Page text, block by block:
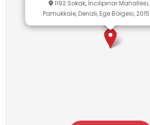
1192 Sokak, İncilipınar Mahallesi,
Pamukkale, Denizli, Ege Bölgesi,